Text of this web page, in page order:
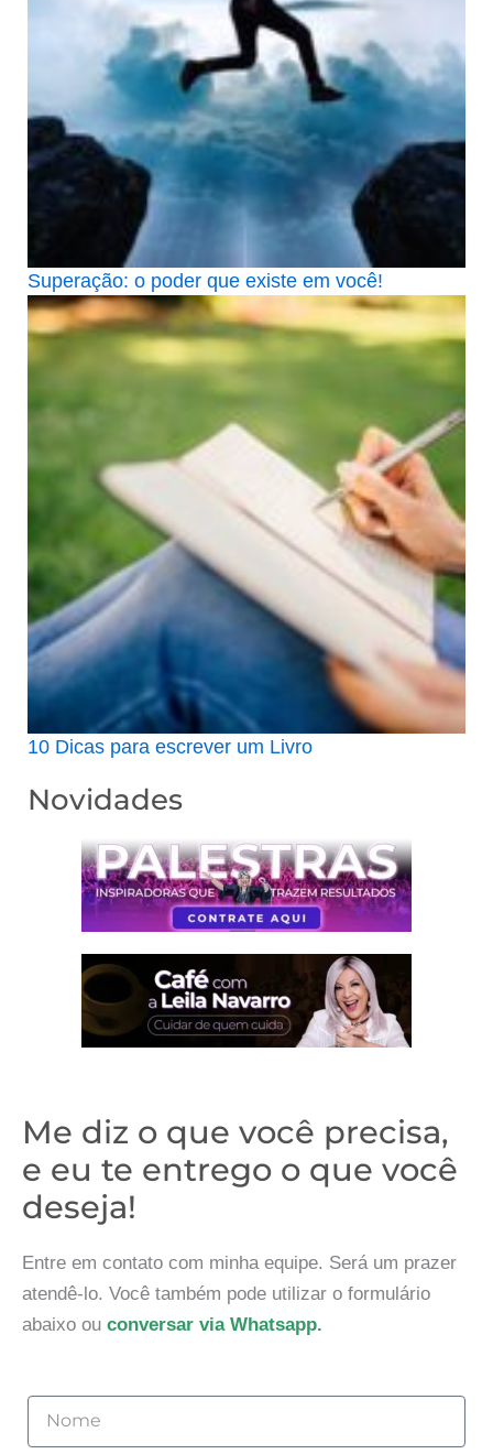
Superação: o poder que existe em você!
10 Dicas para escrever um Livro
Novidades
Me diz o que você precisa,
e eu te entrego o que você
deseja!
Entre em contato com minha equipe. Será um prazer
atendê-lo. Você também pode utilizar o formulário
abaixo ou conversar via Whatsapp.
Nome